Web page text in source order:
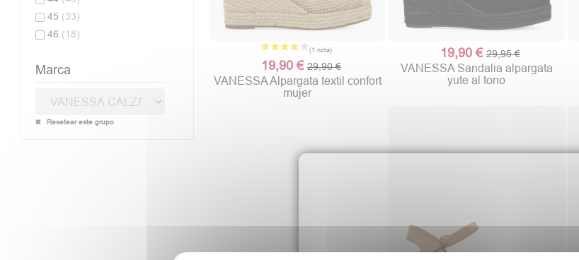
45 (33)
46 (18)
Marca
Resetear este grupo
19,90 € 29,90 €
VANESSA Alpargata textil confort
mujer
19,90 € 29,95 €
VANESSA Sandalia alpargata
yute al tono